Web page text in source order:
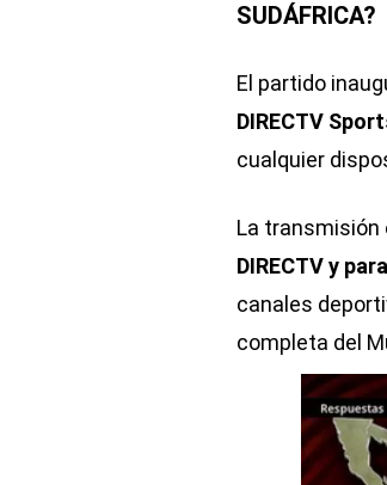
SUDÁFRICA?
El partido
DIRECTV
cualquier
La transmisión
DIRECTV y
canales
completa del